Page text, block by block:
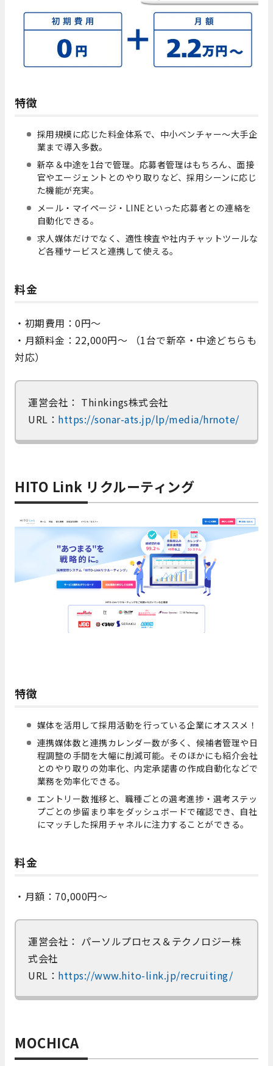
特徴
採用規模に応じた料金体系で、中小ベンチャー～大手企
業まで導入多数。
新卒＆中途を1台で管理。応募者管理はもちろん、面接
官やエージェントとのやり取りなど、採用シーンに応じ
た機能が充実。
メール・マイページ・LINEといった応募者との連絡を
自動化できる。
求人媒体だけでなく、適性検査や社内チャットツールな
ど各種サービスと連携して使える。
料金
・初期費用：0円～
・月額料金：22,000円～ （1台で新卒・中途どちらも
対応）
運営会社： Thinkings株式会社
URL： https://sonar-ats.jp/lp/media/hrnote/
HITO Link リクルーティング
特徴
媒体を活用して採用活動を行っている企業にオススメ！
連携媒体数と連携カレンダー数が多く、候補者管理や日
程調整の手間を大幅に削減可能。そのほかにも紹介会社
とのやり取りの効率化、内定承諾書の作成自動化などで
業務を効率化できる。
エントリー数推移と、職種ごとの選考進捗・選考ステッ
プごとの歩留まり率をダッシュボードで確認でき、自社
にマッチした採用チャネルに注力することができる。
料金
・月額：70,000円～
運営会社： パーソルプロセス＆テクノロジー株
式会社
URL： https://www.hito-link.jp/recruiting/
MOCHICA